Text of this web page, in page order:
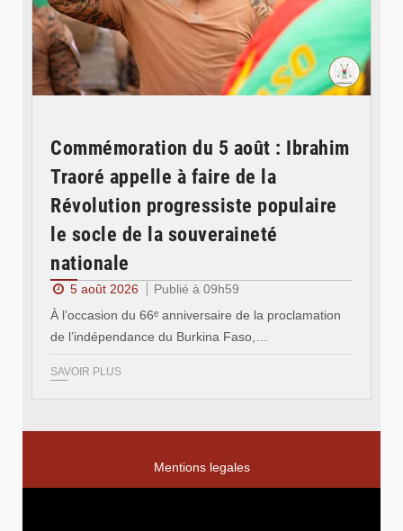
Commémoration du 5 août : Ibrahim
Traoré appelle à faire de la
Révolution progressiste populaire
le socle de la souveraineté
nationale
5 août 2026
Publié à 09h59
À l’occasion du 66ᵉ anniversaire de la proclamation
de l’indépendance du Burkina Faso,…
SAVOIR PLUS
Mentions legales